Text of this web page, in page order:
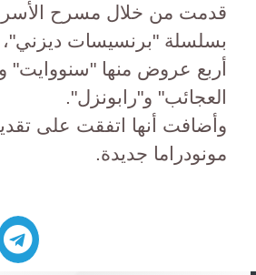
قدمت من خلال مسرح
بسلسلة "برنسيسات
أربع عروض منها "سنووايت"
العجائب" و"رابونزل".
وأضافت أنها اتفقت على
مونودراما جديدة.